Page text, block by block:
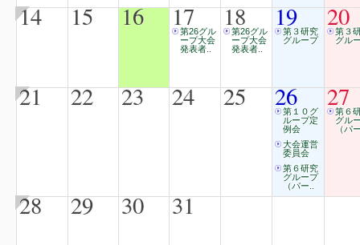
14 15 16 17
第26グル
ープ大会
発表者..
18
第26グル
ープ大会
発表者..
19
第３研究
グループ
20
第３
グル
21 22 23 24 25 26
第１０グ
ループ定
例会
大会運営
委員会
第６研究
グループ
（パー..
27
第６
グル
（パ
28 29 30 31